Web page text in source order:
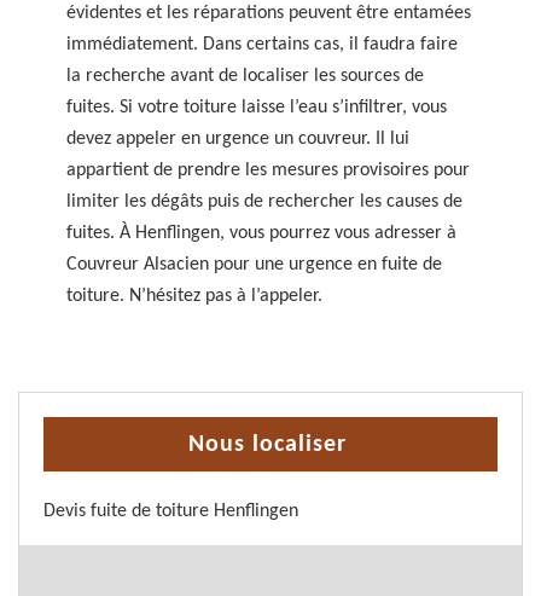
évidentes et les réparations peuvent être entamées
immédiatement. Dans certains cas, il faudra faire
la recherche avant de localiser les sources de
fuites. Si votre toiture laisse l’eau s’infiltrer, vous
devez appeler en urgence un couvreur. Il lui
appartient de prendre les mesures provisoires pour
limiter les dégâts puis de rechercher les causes de
fuites. À Henflingen, vous pourrez vous adresser à
Couvreur Alsacien pour une urgence en fuite de
toiture. N’hésitez pas à l’appeler.
Nous localiser
Devis fuite de toiture Henflingen